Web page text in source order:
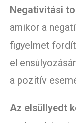
Negativitási
amikor a
figyelmet
a pozitív
Az elsüllyedt